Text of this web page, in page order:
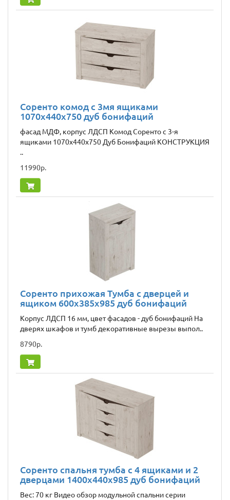
Соренто комод с 3мя ящиками
1070х440х750 дуб бонифаций
фасад МДФ, корпус ЛДСП Комод Соренто c 3-я
ящиками 1070х440х750 Дуб Бонифаций КОНСТРУКЦИЯ
..
11990р.
Соренто прихожая Тумба с дверцей и
ящиком 600x385x985 дуб бонифаций
Корпус ЛДСП 16 мм, цвет фасадов - дуб бонифаций На
дверях шкафов и тумб декоративные вырезы выпол..
8790р.
Соренто спальня тумба с 4 ящиками и 2
дверцами 1400х440х985 дуб бонифаций
Вес: 70 кг Видео обзор модульной спальни серии